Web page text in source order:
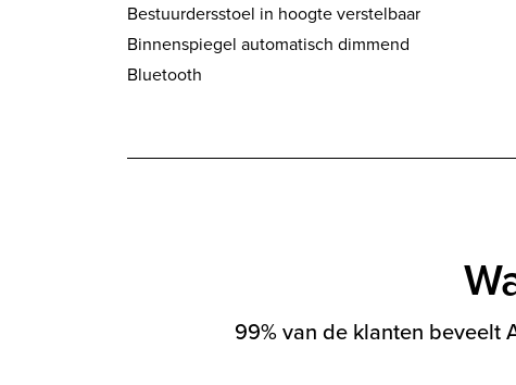
Bestuurdersstoel in hoogte verstelbaar
Binnenspiegel automatisch dimmend
Bluetooth
99% van de klanten beveelt